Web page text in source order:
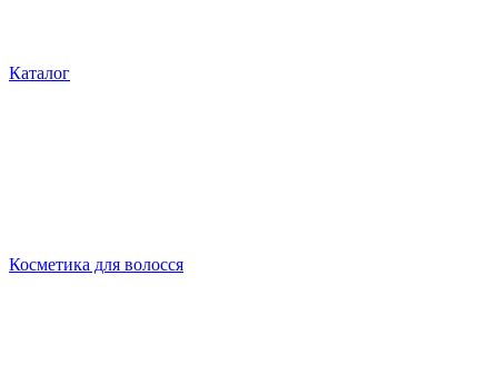
Каталог
Косметика для волосся